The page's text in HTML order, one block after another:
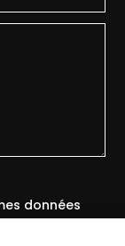
données